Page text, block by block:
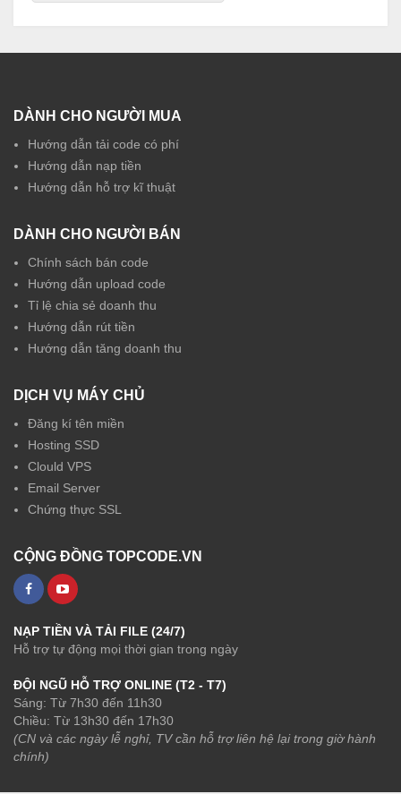
DÀNH CHO NGƯỜI MUA
Hướng dẫn tải code có phí
Hướng dẫn nạp tiền
Hướng dẫn hỗ trợ kĩ thuật
DÀNH CHO NGƯỜI BÁN
Chính sách bán code
Hướng dẫn upload code
Tỉ lệ chia sẻ doanh thu
Hướng dẫn rút tiền
Hướng dẫn tăng doanh thu
DỊCH VỤ MÁY CHỦ
Đăng kí tên miền
Hosting SSD
Clould VPS
Email Server
Chứng thực SSL
CỘNG ĐỒNG TOPCODE.VN
NẠP TIỀN VÀ TẢI FILE (24/7)
Hỗ trợ tự động mọi thời gian trong ngày
ĐỘI NGŨ HỖ TRỢ ONLINE (T2 - T7)
Sáng: Từ 7h30 đến 11h30
Chiều: Từ 13h30 đến 17h30
(CN và các ngày lễ nghỉ, TV cần hỗ trợ liên hệ lại trong giờ hành
chính)